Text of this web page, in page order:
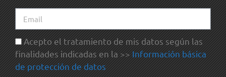
Acepto el tratamiento de mis datos según las
finalidades indicadas en la >> Información básica
de protección de datos